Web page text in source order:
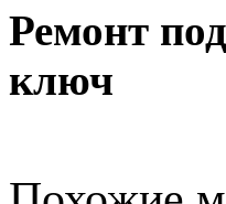
Ремонт
ключ